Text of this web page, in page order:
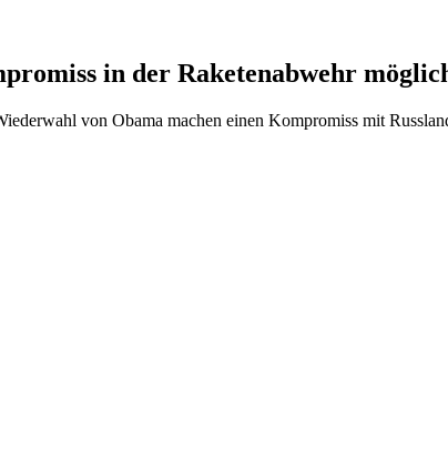
in der Raketenabwehr
von Obama machen einen Kompromiss mit